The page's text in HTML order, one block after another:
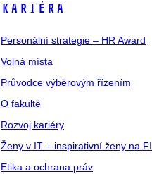
KARIÉRA
Personální strategie – HR Award
Volná místa
Průvodce výběrovým řízením
O fakultě
Rozvoj kariéry
Ženy v IT – inspirativní ženy na FI
Etika a ochrana práv